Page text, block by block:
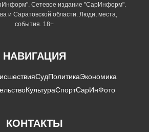
Сетевое издание "СарИнформ".
и Саратовской области. Люди, места,
события. 18+
НАВИГАЦИЯ
СудПолитикаЭкономика
КультураСпортСарИнФото
КОНТАКТЫ